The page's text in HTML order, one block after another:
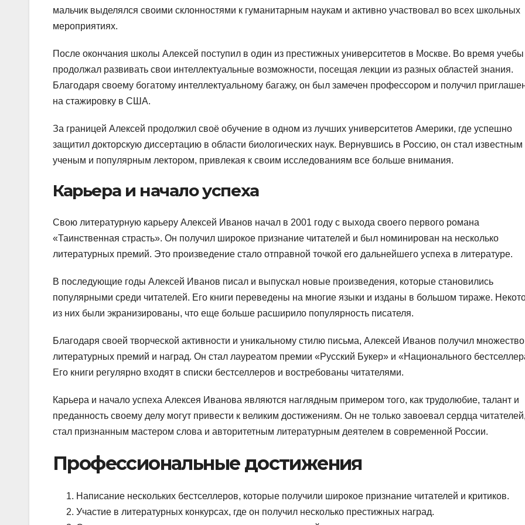
мальчик выделялся своими склонностями к гуманитарным наукам и активно участвовал во всех школьных
мероприятиях.
После окончания школы Алексей поступил в один из престижных университетов в Москве. Во время учебы
продолжал развивать свои интеллектуальные возможности, посещая лекции из разных областей знания.
Благодаря своему богатому интеллектуальному багажу, он был замечен профессором и получил
на стажировку в США.
За границей Алексей продолжил своё обучение в одном из лучших университетов Америки, где успешно
защитил докторскую диссертацию в области биологических наук. Вернувшись в Россию, он стал известным
ученым и популярным лектором, привлекая к своим исследованиям все больше внимания.
Карьера и начало успеха
Свою литературную карьеру Алексей Иванов начал в 2001 году с выхода своего первого романа
«Таинственная страсть». Он получил широкое признание читателей и был номинирован на несколько
литературных премий. Это произведение стало отправной точкой его дальнейшего успеха в литературе.
В последующие годы Алексей Иванов писал и выпускал новые произведения, которые становились
популярными среди читателей. Его книги переведены на многие языки и изданы в большом тираже.
из них были экранизированы, что еще больше расширило популярность писателя.
Благодаря своей творческой активности и уникальному стилю письма, Алексей Иванов получил множество
литературных премий и наград. Он стал лауреатом премии «Русский Букер» и «Национального
Его книги регулярно входят в списки бестселлеров и востребованы читателями.
Карьера и начало успеха Алексея Иванова являются наглядным примером того, как трудолюбие, талант и
преданность своему делу могут привести к великим достижениям. Он не только завоевал сердца
стал признанным мастером слова и авторитетным литературным деятелем в современной России.
Профессиональные достижения
Написание нескольких бестселлеров, которые получили широкое признание читателей и критиков.
Участие в литературных конкурсах, где он получил несколько престижных наград.